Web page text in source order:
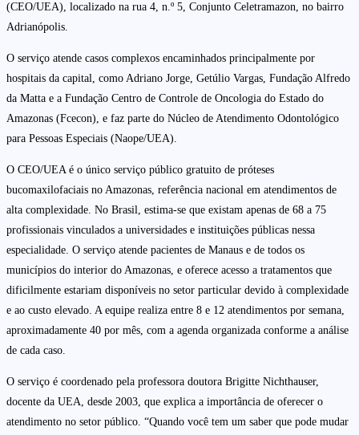
(CEO/UEA), localizado na rua 4, n.º 5, Conjunto Celetramazon, no bairro
Adrianópolis.
O serviço atende casos complexos encaminhados principalmente por
hospitais da capital, como Adriano Jorge, Getúlio Vargas, Fundação Alfredo
da Matta e a Fundação Centro de Controle de Oncologia do Estado do
Amazonas (Fcecon), e faz parte do Núcleo de Atendimento Odontológico
para Pessoas Especiais (Naope/UEA).
O CEO/UEA é o único serviço público gratuito de próteses
bucomaxilofaciais no Amazonas, referência nacional em atendimentos de
alta complexidade. No Brasil, estima-se que existam apenas de 68 a 75
profissionais vinculados a universidades e instituições públicas nessa
especialidade. O serviço atende pacientes de Manaus e de todos os
municípios do interior do Amazonas, e oferece acesso a tratamentos que
dificilmente estariam disponíveis no setor particular devido à complexidade
e ao custo elevado. A equipe realiza entre 8 e 12 atendimentos por semana,
aproximadamente 40 por mês, com a agenda organizada conforme a análise
de cada caso.
O serviço é coordenado pela professora doutora Brigitte Nichthauser,
docente da UEA, desde 2003, que explica a importância de oferecer o
atendimento no setor público. “Quando você tem um saber que pode mudar